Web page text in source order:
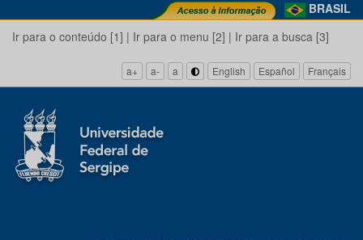
BRASIL
Ir para o conteúdo [1] | Ir para o menu [2] | Ir para a busca [3]
a+ a- a English Español Français